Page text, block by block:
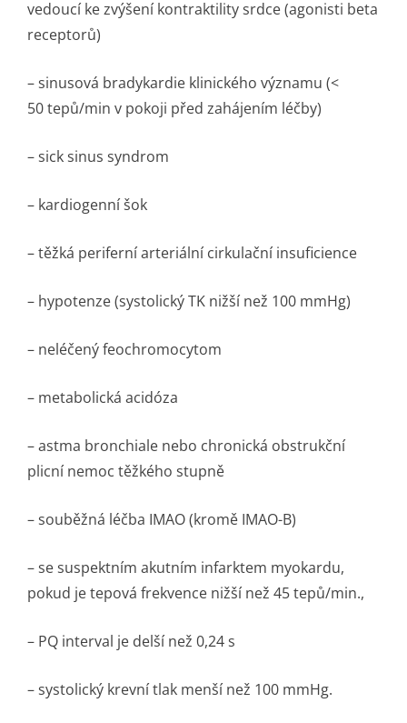
vedoucí ke zvýšení kontraktility srdce (agonisti beta
receptorů)
– sinusová bradykardie klinického významu (<
50 tepů/min v pokoji před zahájením léčby)
– sick sinus syndrom
– kardiogenní šok
– těžká periferní arteriální cirkulační insuficience
– hypotenze (systolický TK nižší než 100 mmHg)
– neléčený feochromocytom
– metabolická acidóza
– astma bronchiale nebo chronická obstrukční
plicní nemoc těžkého stupně
– souběžná léčba IMAO (kromě IMAO-B)
– se suspektním akutním infarktem myokardu,
pokud je tepová frekvence nižší než 45 tepů/min.,
– PQ interval je delší než 0,24 s
– systolický krevní tlak menší než 100 mmHg.